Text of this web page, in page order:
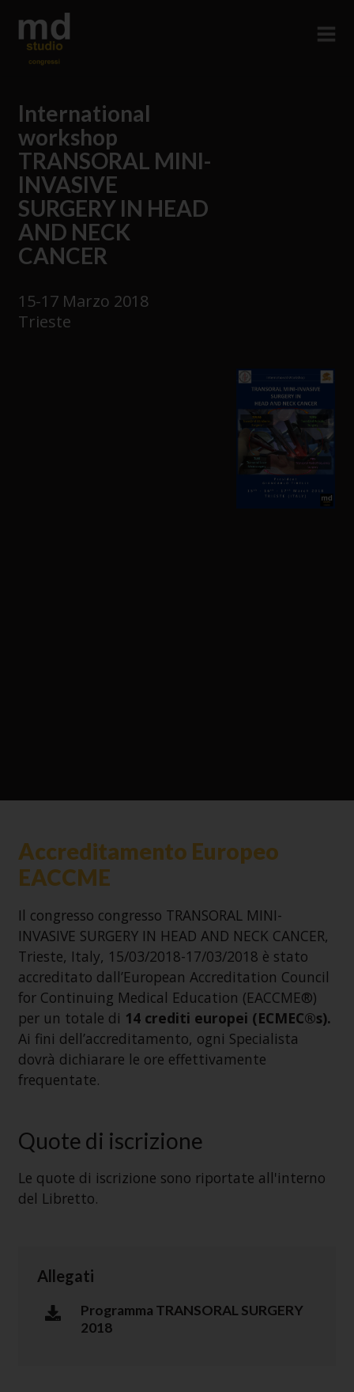
International
workshop
TRANSORAL MINI-
INVASIVE
SURGERY IN HEAD
AND NECK
CANCER
15-17 Marzo 2018
Trieste
Accreditamento Europeo
EACCME
Il congresso congresso TRANSORAL MINI-
INVASIVE SURGERY IN HEAD AND NECK CANCER,
Trieste, Italy, 15/03/2018-17/03/2018 è stato
accreditato dall’European Accreditation Council
for Continuing Medical Education (EACCME®)
per un totale di 14 crediti europei (ECMEC®s).
Ai fini dell’accreditamento, ogni Specialista
dovrà dichiarare le ore effettivamente
frequentate.
Quote di iscrizione
Le quote di iscrizione sono riportate all'interno
del Libretto.
Allegati
Programma TRANSORAL SURGERY
2018